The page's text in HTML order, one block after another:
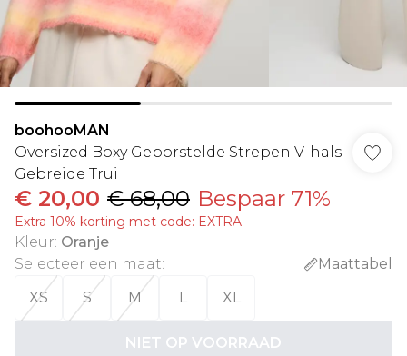
boohooMAN
Oversized Boxy Geborstelde Strepen V-hals
Gebreide Trui
€ 20,00 € 68,00 Bespaar 71%
Extra 10% korting met code: EXTRA
Kleur: Oranje
Selecteer een maat:
Maattabel
XS
S M L XL
NIET OP VOORRAAD